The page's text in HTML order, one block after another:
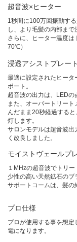
超音波×ヒーター
1秒間に100万回振動す
し、より毛髪の内部まで
さらに、ヒーター温度
70℃）
浸透アシストプレート
最適に設定されたヒー
ポート。
超音波の出力は、LEDの
また、オーバートリー
んだまま20秒経過する
灯します。
サロンモデルは超音波
く改良しました。
モイストヴェールプ
１MHzの超音波でトリ
少性の高い天然鉱石のブ
サポートコームは、髪の
プロ仕様
プロが使用する事を想
電になります。